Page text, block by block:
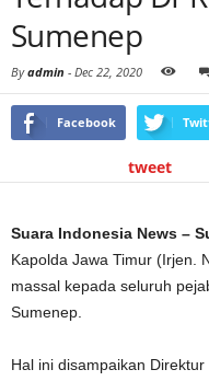
Sumenep
Byadmin - Dec 22, 2020
Facebook
tweet
Suara Indonesia News –
Kapolda Jawa Timur (Irjen.
massal kepada seluruh
Sumenep.
Hal ini disampaikan